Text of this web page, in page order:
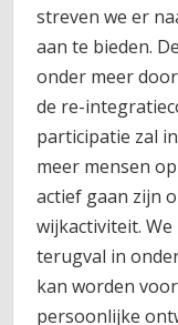
streven we er
aan te bieden.
onder meer
de re-
participatie zal
meer mensen
actief gaan zijn
wijkactiviteit.
terugval in
kan worden
persoonlijke